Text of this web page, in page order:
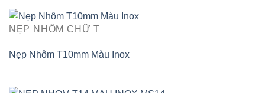
NẸP NHÔM CHỮ T
Nẹp Nhôm T10mm Màu Inox